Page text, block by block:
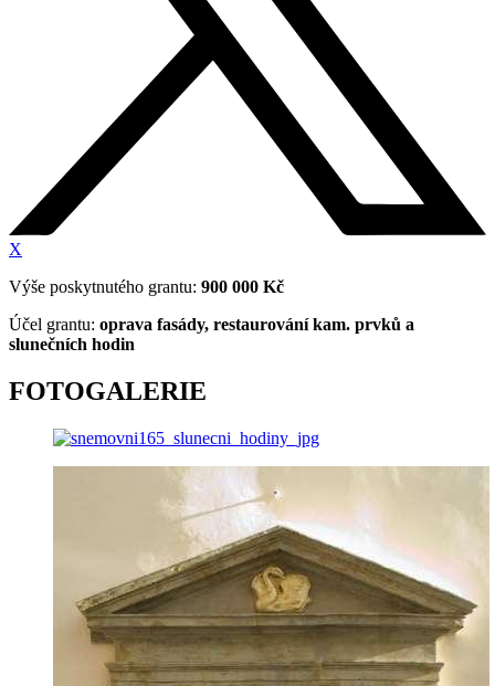
X
Výše poskytnutého grantu: 900 000 Kč
Účel grantu: oprava fasády, restaurování kam. prvků a
slunečních hodin
FOTOGALERIE